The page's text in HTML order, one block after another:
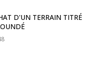
D'UN TERRAIN TITRÉ